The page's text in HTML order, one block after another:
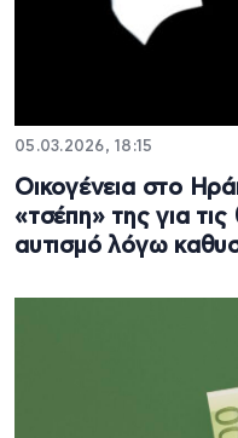
05.03.2026, 18:15
Οικογένεια στο
«τσέπη» της για τις
αυτισμό λόγω